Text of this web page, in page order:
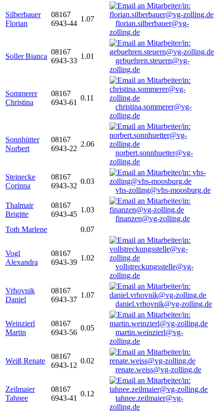
Silberbauer
Florian
08167
6943-44
1.07
florian.silberbauer@vg-
zolling.de
Soller Bianca
08167
6943-33
1.01
gebuehren.steuern@vg-
zolling.de
Sommerer
Christina
08167
6943-61
0.11
christina.sommerer@vg-
zolling.de
Sonnhütter
Norbert
08167
6943-22
2.06
norbert.sonnhuetter@vg-
zolling.de
Steinecke
Corinna
08167
6943-32
0.03
vhs-zolling@vhs-moosburg.de
Thalmair
Brigitte
08167
6943-45
1.03
finanzen@vg-zolling.de
Toth Marlene
0.07
Vogl
Alexandra
08167
6943-39
1.02
vollstreckungsstelle@vg-
zolling.de
Vrhovnik
Daniel
08167
6943-37
1.07
daniel.vrhovnik@vg-zolling.de
Weinzierl
Martin
08167
6943-56
0.05
martin.weinzierl@vg-
zolling.de
Weiß Renate
08167
6943-12
0.02
renate.weiss@vg-zolling.de
Zeilmaier
Tahnee
08167
6943-41
0.12
tahnee.zeilmaier@vg-
zolling.de